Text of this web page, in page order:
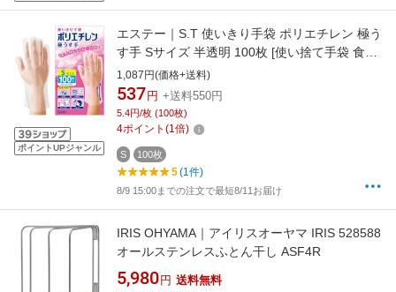
ポイントUPジャンル
エステー｜S.T 使いきり手袋 ポリエチレン 極う
す手 Sサイズ 半透明 100枚 [使い捨て手袋 食品
衛生法適合 左右両用タイプ 調理 掃除 衛生対策
毛染め] 半透明
1,087円(価格+送料)
537 円 +送料550円
5.4円/枚 (100枚)
4ポイント (1倍)
S 100枚
5(1件)
8/9 15:00までの注文で最短8/11お届け
IRIS OHYAMA｜アイリスオーヤマ IRIS 528588
オールステンレスふとん干し ASF4R
5,980 円 送料無料